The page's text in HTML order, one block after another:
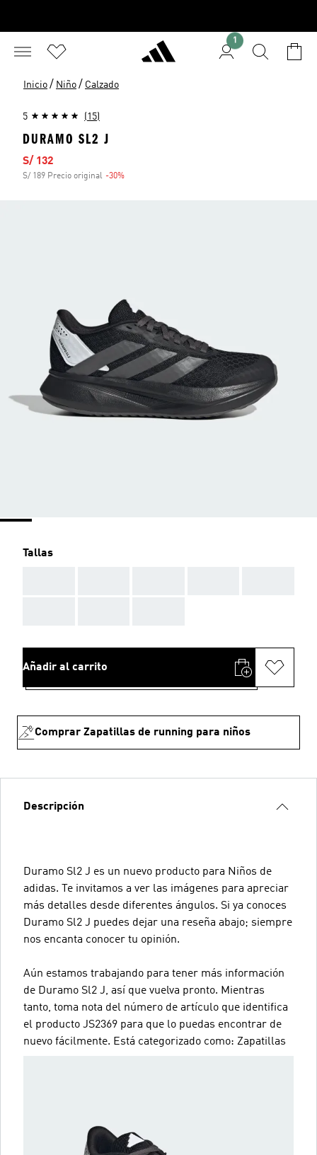
1
Inicio / Niño / Calzado
5 (15)
DURAMO SL2 J
Precio de venta
S/ 132
S/ 189 Precio original -30%
Tallas
Añadir al carrito
Comprar Zapatillas de running para niños
Descripción
Duramo Sl2 J es un nuevo producto para Niños de
adidas. Te invitamos a ver las imágenes para apreciar
más detalles desde diferentes ángulos. Si ya conoces
Duramo Sl2 J puedes dejar una reseña abajo; siempre
nos encanta conocer tu opinión.
Aún estamos trabajando para tener más información
de Duramo Sl2 J, así que vuelva pronto. Mientras
tanto, toma nota del número de artículo que identifica
el producto JS2369 para que lo puedas encontrar de
nuevo fácilmente. Está categorizado como: Zapatillas